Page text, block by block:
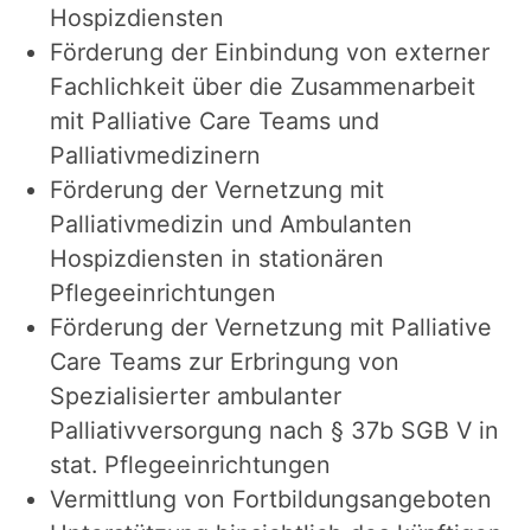
Hospizdiensten
Förderung der Einbindung von externer
Fachlichkeit über die Zusammenarbeit
mit Palliative Care Teams und
Palliativmedizinern
Förderung der Vernetzung mit
Palliativmedizin und Ambulanten
Hospizdiensten in stationären
Pflegeeinrichtungen
Förderung der Vernetzung mit Palliative
Care Teams zur Erbringung von
Spezialisierter ambulanter
Palliativversorgung nach § 37b SGB V in
stat. Pflegeeinrichtungen
Vermittlung von Fortbildungsangeboten